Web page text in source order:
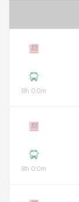
8h 00m
8h 00m